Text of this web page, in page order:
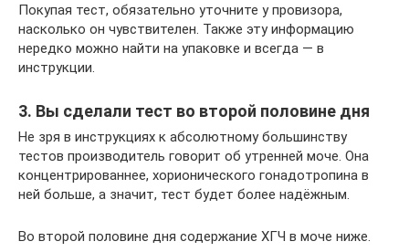
Покупая тест, обязательно уточните у провизора,
насколько он чувствителен. Также эту информацию
нередко можно найти на упаковке и всегда — в
инструкции.
3. Вы сделали тест во второй половине дня
Не зря в инструкциях к абсолютному большинству
тестов производитель говорит об утренней моче. Она
концентрированнее, хорионического гонадотропина в
ней больше, а значит, тест будет более надёжным.
Во второй половине дня содержание ХГЧ в моче ниже.